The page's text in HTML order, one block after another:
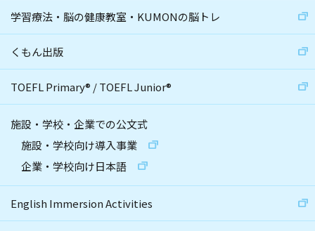
学習療法・脳の健康教室・KUMONの脳トレ
くもん出版
TOEFL Primary® /TOEFL Junior®
施設・学校・企業での公文式
施設・学校向け導入事業
企業・学校向け日本語
English Immersion Activities